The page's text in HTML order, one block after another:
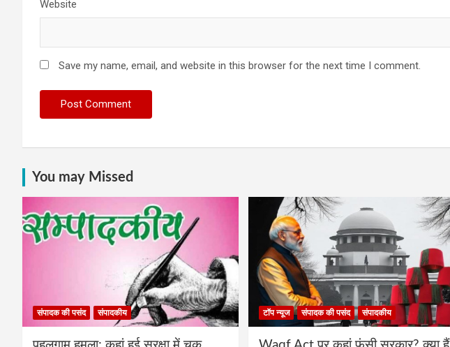
Website
Save my name, email, and website in this browser for the next time I comment.
You may Missed
संपादक की पसंद संपादकीय टॉप न्यूज संपादक की पसंद संपादकीय